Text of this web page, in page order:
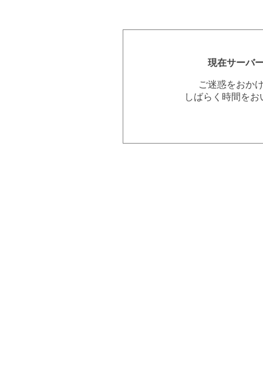
現在サーバ
ご迷惑をおか
しばらく時間を